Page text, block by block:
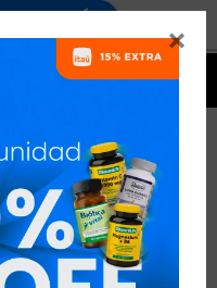

QUITAR FILTROS
RECOMENDADOS